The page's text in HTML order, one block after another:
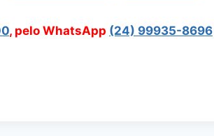
, pelo WhatsApp (24) 99935-8696